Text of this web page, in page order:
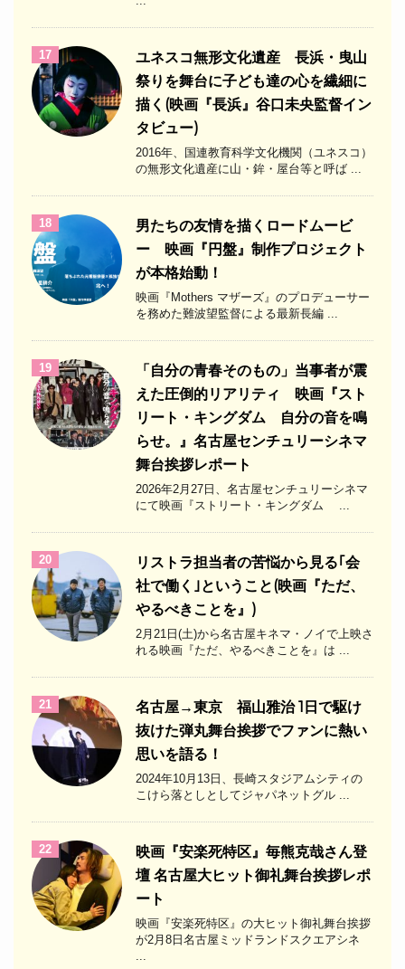
17
ユネスコ無形文化遺産 長浜・曳山
祭りを舞台に子ども達の心を繊細に
描く(映画『長浜』谷口未央監督イン
タビュー)
2016年、国連教育科学文化機関（ユネスコ）
の無形文化遺産に山・鉾・屋台等と呼ば ...
18
男たちの友情を描くロードムービ
ー 映画『円盤』制作プロジェクト
が本格始動！
映画『Mothers マザーズ』のプロデューサー
を務めた難波望監督による最新長編 ...
19
「自分の青春そのもの」当事者が震
えた圧倒的リアリティ 映画『スト
リート・キングダム 自分の音を鳴
らせ。』名古屋センチュリーシネマ
舞台挨拶レポート
2026年2月27日、名古屋センチュリーシネマ
にて映画『ストリート・キングダム ...
20
リストラ担当者の苦悩から見る｢会
社で働く｣ということ(映画『ただ、
やるべきことを』)
2月21日(土)から名古屋キネマ・ノイで上映さ
れる映画『ただ、やるべきことを』は ...
21
名古屋→東京 福山雅治 1日で駆け
抜けた弾丸舞台挨拶でファンに熱い
思いを語る！
2024年10月13日、長崎スタジアムシティの
こけら落としとしてジャパネットグル ...
22
映画『安楽死特区』毎熊克哉さん登
壇 名古屋大ヒット御礼舞台挨拶レポ
ート
映画『安楽死特区』の大ヒット御礼舞台挨拶
が2月8日名古屋ミッドランドスクエアシネ